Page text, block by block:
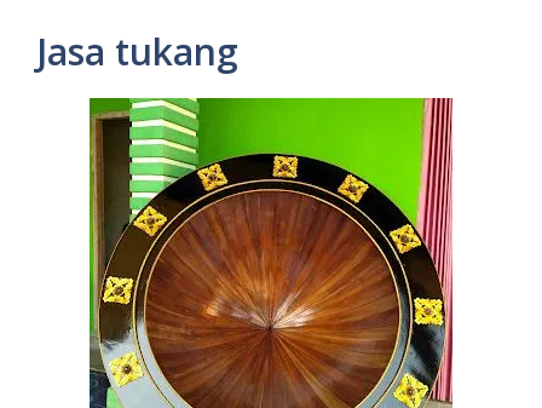
Jasa tukang